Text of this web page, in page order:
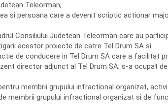
Teleorman,
si persoana care a devenit scriptic actionar
Consiliului Judetean Teleorman care au
acestor proiecte de catre Tel Drum SA si
de conducere in Tel Drum SA care a
director adjunct al Tel Drum SA; s-a ocupat
membrii grupului infractional organizat,
membrii grupului infractional organizat si de